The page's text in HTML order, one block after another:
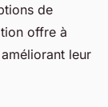
de
offre à
leur